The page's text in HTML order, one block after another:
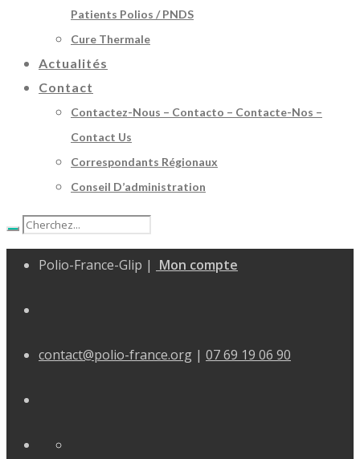
Patients Polios / PNDS
Cure Thermale
Actualités
Contact
Contactez-Nous – Contacto – Contacte-Nos –
Contact Us
Correspondants Régionaux
Conseil D’administration
Polio-France-Glip | Mon compte
contact@polio-france.org | 07 69 19 06 90